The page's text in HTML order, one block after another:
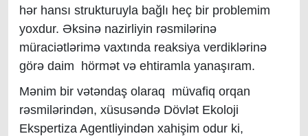
hər hansı strukturuyla bağlı heç bir problemim
yoxdur. Əksinə nazirliyin rəsmilərinə
müraciətlərimə vaxtında reaksiya verdiklərinə
görə daim hörmət və ehtiramla yanaşıram.
Mənim bir vətəndaş olaraq müvafiq orqan
rəsmilərindən, xüsusəndə Dövlət Ekoloji
Ekspertiza Agentliyindən xahişim odur ki,